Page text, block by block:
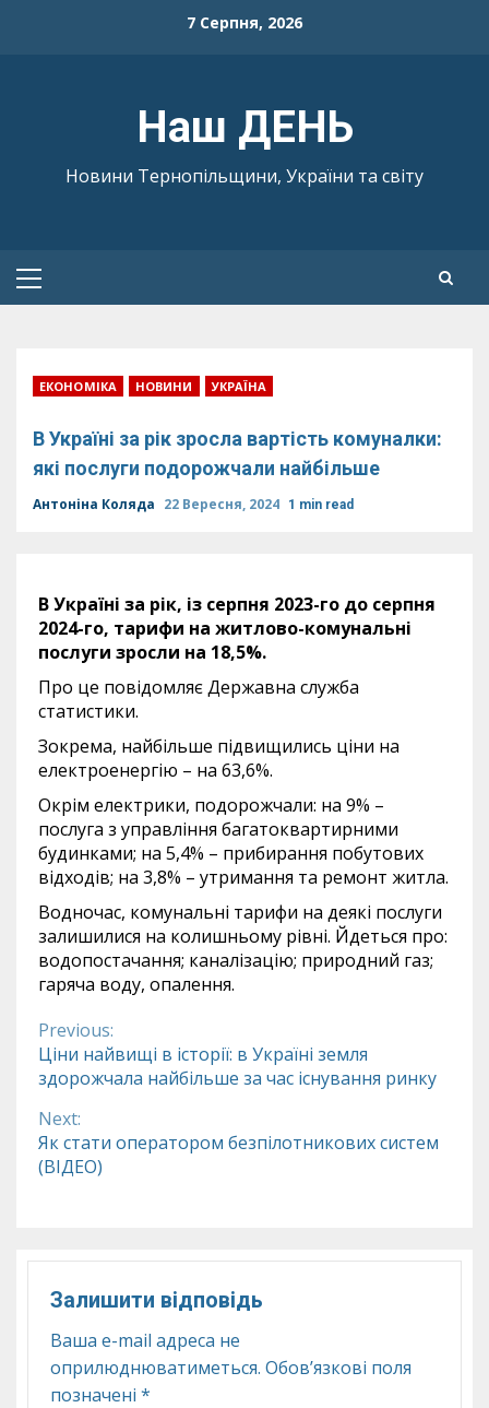
7 Серпня, 2026
Наш ДЕНЬ
Новини Тернопільщини, України та світу
Primary
ЕКОНОМІКА НОВИНИ УКРАЇНА
В Україні за рік зросла вартість комуналки:
які послуги подорожчали найбільше
Антоніна Коляда 22 Вересня, 2024 1 min read
В Україні за рік, із серпня 2023-го до серпня
2024-го, тарифи на житлово-комунальні
послуги зросли на 18,5%.
Про це повідомляє Державна служба
статистики.
Зокрема, найбільше підвищились ціни на
електроенергію – на 63,6%.
Окрім електрики, подорожчали: на 9% –
послуга з управління багатоквартирними
будинками; на 5,4% – прибирання побутових
відходів; на 3,8% – утримання та ремонт житла.
Водночас, комунальні тарифи на деякі послуги
залишилися на колишньому рівні. Йдеться про:
водопостачання; каналізацію; природний газ;
гаряча воду, опалення.
Continue
Reading
Previous:
Ціни найвищі в історії: в Україні земля
здорожчала найбільше за час існування ринку
Next:
Як стати оператором безпілотникових систем
(ВІДЕО)
Залишити відповідь
Ваша e-mail адреса не
оприлюднюватиметься. Обов’язкові поля
позначені *